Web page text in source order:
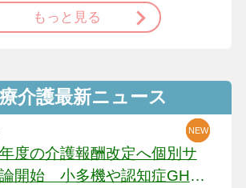
もっと見る
介護最新ニュース
度の介護報酬改定へ個別サ
開始 小多機や認知症GH、
NEW
NEW
NEW